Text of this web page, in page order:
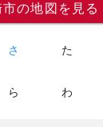
の地図を見る
さ た
ら わ